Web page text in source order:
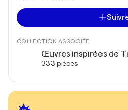
COLLECTION ASSOCIÉE
Œuvres inspirées de
333 pièces